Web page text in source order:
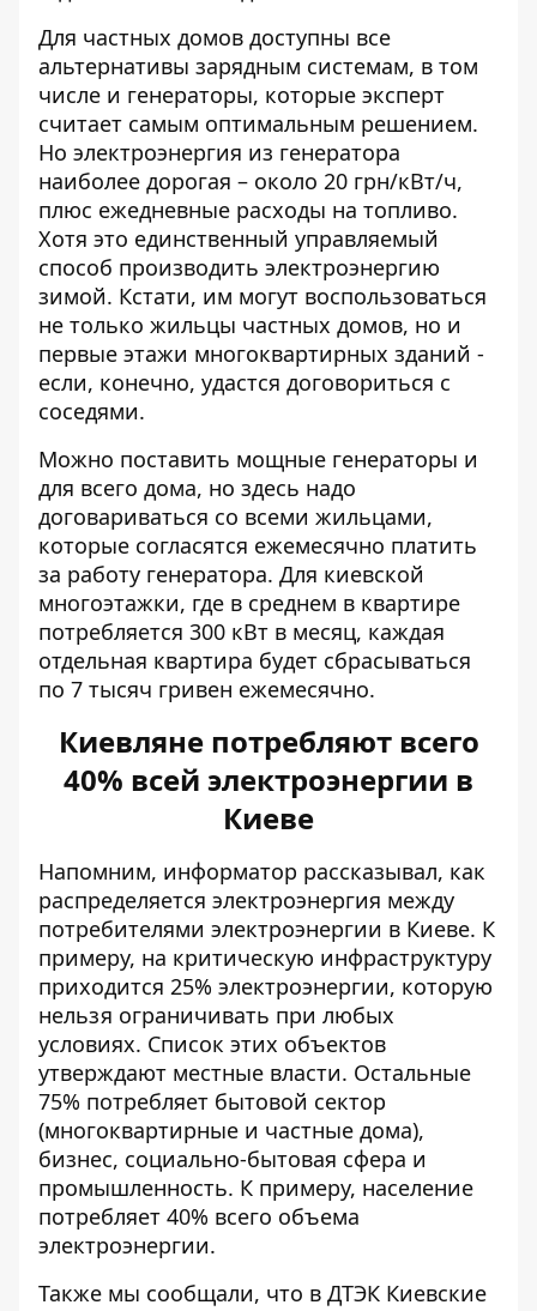
Для частных домов доступны все
альтернативы зарядным системам, в том
числе и генераторы, которые эксперт
считает самым оптимальным решением.
Но электроэнергия из генератора
наиболее дорогая – около 20 грн/кВт/ч,
плюс ежедневные расходы на топливо.
Хотя это единственный управляемый
способ производить электроэнергию
зимой. Кстати, им могут воспользоваться
не только жильцы частных домов, но и
первые этажи многоквартирных зданий -
если, конечно, удастся договориться с
соседями.
Можно поставить мощные генераторы и
для всего дома, но здесь надо
договариваться со всеми жильцами,
которые согласятся ежемесячно платить
за работу генератора. Для киевской
многоэтажки, где в среднем в квартире
потребляется 300 кВт в месяц, каждая
отдельная квартира будет сбрасываться
по 7 тысяч гривен ежемесячно.
Киевляне потребляют всего
40% всей электроэнергии в
Киеве
Напомним, информатор рассказывал, как
распределяется электроэнергия между
потребителями электроэнергии в Киеве. К
примеру, на критическую инфраструктуру
приходится 25% электроэнергии, которую
нельзя ограничивать при любых
условиях. Список этих объектов
утверждают местные власти. Остальные
75% потребляет бытовой сектор
(многоквартирные и частные дома),
бизнес, социально-бытовая сфера и
промышленность. К примеру, население
потребляет 40% всего объема
электроэнергии.
Также мы сообщали, что в ДТЭК Киевские